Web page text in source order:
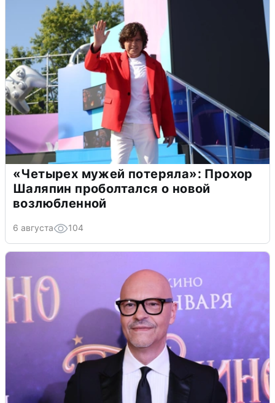
«Четырех мужей потеряла»: Прохор
Шаляпин проболтался о новой
возлюбленной
6 августа 104